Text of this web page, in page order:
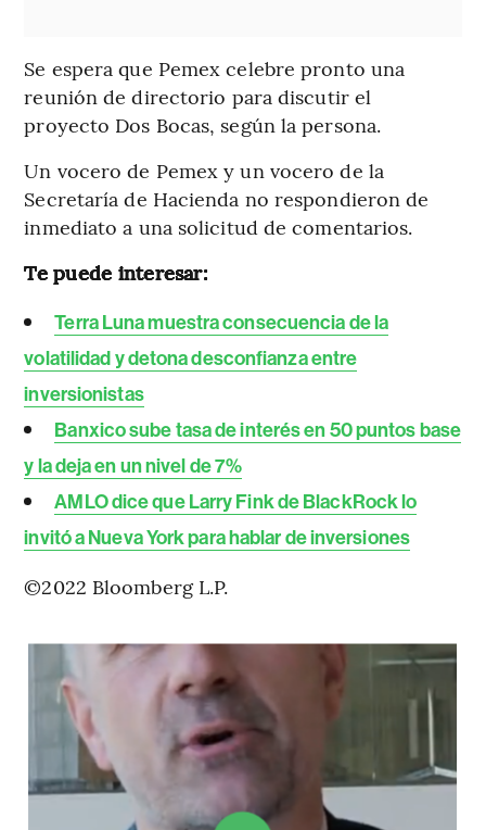
Se espera que Pemex celebre pronto una
reunión de directorio para discutir el
proyecto Dos Bocas, según la persona.
Un vocero de Pemex y un vocero de la
Secretaría de Hacienda no respondieron de
inmediato a una solicitud de comentarios.
Te puede interesar:
Terra Luna muestra consecuencia de la
volatilidad y detona desconfianza entre
inversionistas
Banxico sube tasa de interés en 50 puntos base
y la deja en un nivel de 7%
AMLO dice que Larry Fink de BlackRock lo
invitó a Nueva York para hablar de inversiones
©2022 Bloomberg L.P.